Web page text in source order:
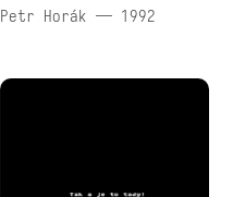
Petr Horák — 1992